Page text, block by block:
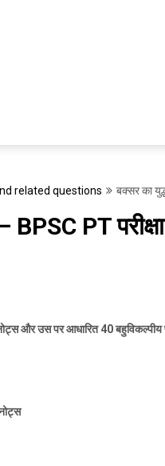
related questions बक्सर का
PT
नोट्स और उस पर आधारित40बहुविकल्पीय